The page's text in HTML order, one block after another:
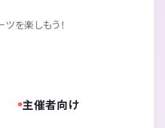
を楽しもう！
主催者向け